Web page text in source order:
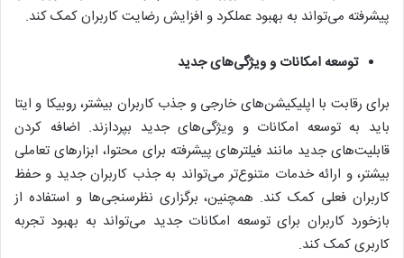
پیشرفته می‌تواند به بهبود عملکرد و افزایش رضایت کاربران کمک کند.
توسعه امکانات و ویژگی‌های جدید
برای رقابت با اپلیکیشن‌های خارجی و جذب کاربران بیشتر، روبیکا و ایتا
باید به توسعه امکانات و ویژگی‌های جدید بپردازند. اضافه کردن
قابلیت‌های جدید مانند فیلترهای پیشرفته برای محتوا، ابزارهای تعاملی
بیشتر، و ارائه خدمات متنوع‌تر می‌تواند به جذب کاربران جدید و حفظ
کاربران فعلی کمک کند. همچنین، برگزاری نظرسنجی‌ها و استفاده از
بازخورد کاربران برای توسعه امکانات جدید می‌تواند به بهبود تجربه
کاربری کمک کند.